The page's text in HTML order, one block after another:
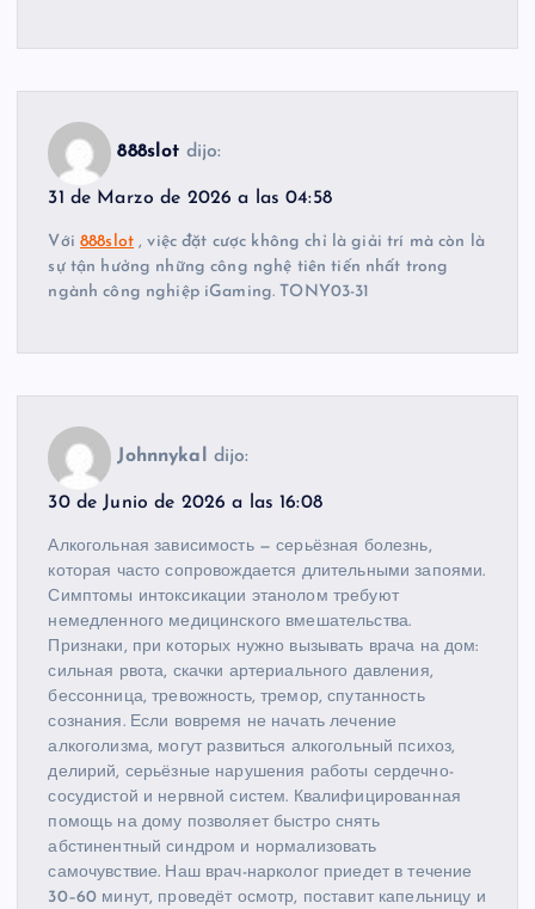
888slot dijo:
31 de Marzo de 2026 a las 04:58
Với888slot , việc đặt cược không chỉ là giải trí mà còn là
sự tận hưởng những công nghệ tiên tiến nhất trong
ngành công nghiệp iGaming. TONY03-31
Johnnykal dijo:
30 de Junio de 2026 a las 16:08
Алкогольная зависимость — серьёзная болезнь,
которая часто сопровождается длительными запоями.
Симптомы интоксикации этанолом требуют
немедленного медицинского вмешательства.
Признаки, при которых нужно вызывать врача на дом:
сильная рвота, скачки артериального давления,
бессонница, тревожность, тремор, спутанность
сознания. Если вовремя не начать лечение
алкоголизма, могут развиться алкогольный психоз,
делирий, серьёзные нарушения работы сердечно-
сосудистой и нервной систем. Квалифицированная
помощь на дому позволяет быстро снять
абстинентный синдром и нормализовать
самочувствие. Наш врач-нарколог приедет в течение
30–60 минут, проведёт осмотр, поставит капельницу и